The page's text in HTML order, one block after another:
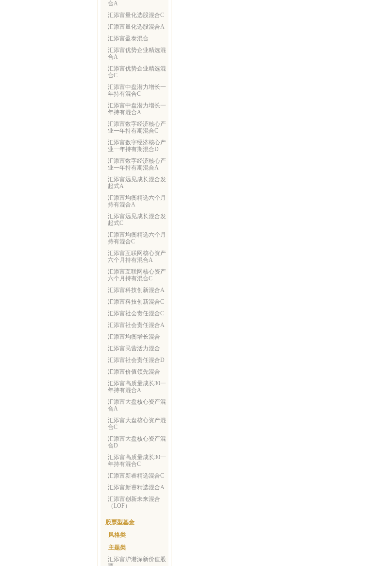
合A
汇添富量化选股混合C
汇添富量化选股混合A
汇添富盈泰混合
汇添富优势企业精选混
合A
汇添富优势企业精选混
合C
汇添富中盘潜力增长一
年持有混合C
汇添富中盘潜力增长一
年持有混合A
汇添富数字经济核心产
业一年持有期混合C
汇添富数字经济核心产
业一年持有期混合D
汇添富数字经济核心产
业一年持有期混合A
汇添富远见成长混合发
起式A
汇添富均衡精选六个月
持有混合A
汇添富远见成长混合发
起式C
汇添富均衡精选六个月
持有混合C
汇添富互联网核心资产
六个月持有混合A
汇添富互联网核心资产
六个月持有混合C
汇添富科技创新混合A
汇添富科技创新混合C
汇添富社会责任混合C
汇添富社会责任混合A
汇添富均衡增长混合
汇添富民营活力混合
汇添富社会责任混合D
汇添富价值领先混合
汇添富高质量成长30一
年持有混合A
汇添富大盘核心资产混
合A
汇添富大盘核心资产混
合C
汇添富大盘核心资产混
合D
汇添富高质量成长30一
年持有混合C
汇添富新睿精选混合C
汇添富新睿精选混合A
汇添富创新未来混合
（LOF）
股票型基金
风格类
主题类
汇添富沪港深新价值股